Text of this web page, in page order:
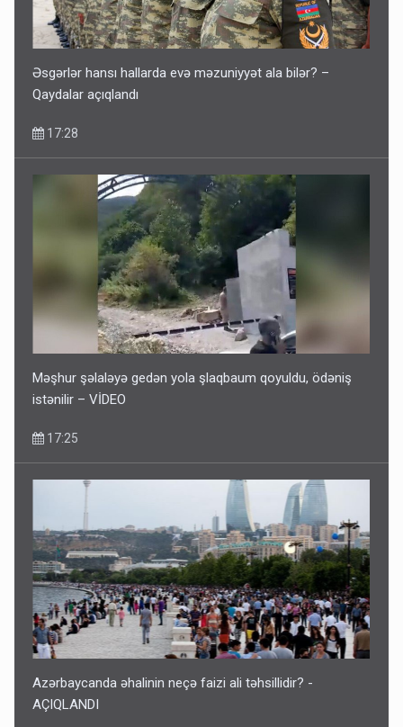
Əsgərlər hansı hallarda evə məzuniyyət ala bilər? –
Qaydalar açıqlandı
17:28
Məşhur şəlaləyə gedən yola şlaqbaum qoyuldu, ödəniş
istənilir – VİDEO
17:25
Azərbaycanda əhalinin neçə faizi ali təhsillidir? -
AÇIQLANDI